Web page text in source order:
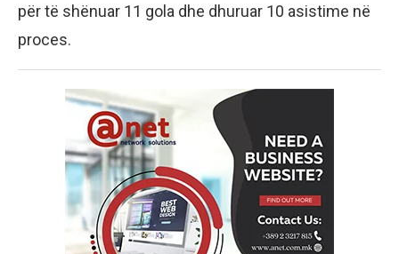
për të shënuar 11 gola dhe dhuruar 10 asistime në
proces.